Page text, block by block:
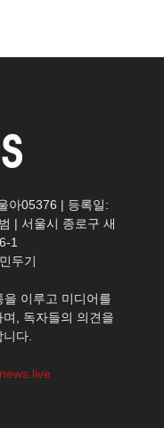
아05376 | 등록일:
| 서울시 종로구 새
1
두기
이루고 미디어를
, 독자들의 의견을
다.